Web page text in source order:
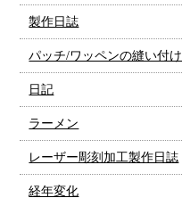
製作日誌
パッチ/ワッペンの縫い付け
日記
ラーメン
レーザー彫刻加工製作日誌
経年変化